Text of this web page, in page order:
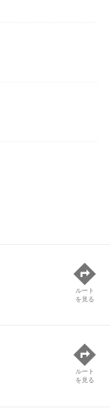
ルート
を見る
ルート
を見る